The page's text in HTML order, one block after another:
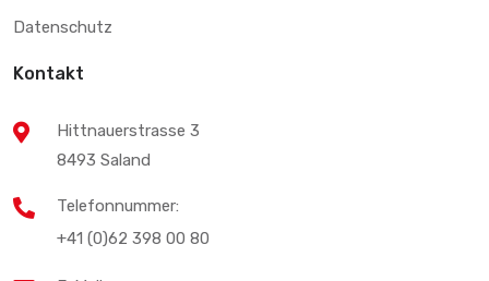
Datenschutz
Kontakt
Hittnauerstrasse 3
8493 Saland
Telefonnummer:
+41 (0)62 398 00 80